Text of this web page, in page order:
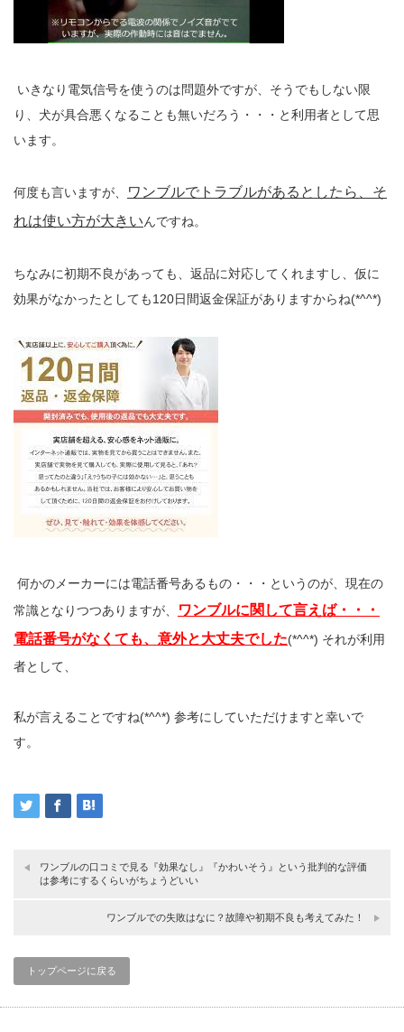
いきなり電気信号を使うのは問題外ですが、そうでもしない限
り、犬が具合悪くなることも無いだろう・・・と利用者として思
います。
何度も言いますが、
ワンブルでトラブルがあるとしたら、そ
れは使い方が大きいんですね。
ちなみに初期不良があっても、返品に対応してくれますし、仮に
効果がなかったとしても120日間返金保証がありますからね(*^^*)
何かのメーカーには電話番号あるもの・・・というのが、現在の
常識となりつつありますが、
ワンブルに関して言えば・・・
電話番号がなくても、意外と大丈夫でした(*^^*) それが利用
者として、
私が言えることですね(*^^*) 参考にしていただけますと幸いで
す。
ワンブルの口コミで見る『効果なし』『かわいそう』という批判的な評価
は参考にするくらいがちょうどいい
ワンブルでの失敗はなに？故障や初期不良も考えてみた！
トップページに戻る